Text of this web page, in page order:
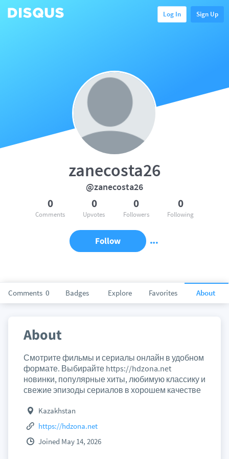
Log In Sign Up
Comments 0 Badges Explore Favorites About
zanecosta26
@zanecosta26
0
Comments
0
Upvotes
0
Followers
0
Following
Follow
About
Смотрите фильмы и сериалы онлайн в удобном
формате. Выбирайте https://hdzona.net
новинки, популярные хиты, любимую классику и
свежие эпизоды сериалов в хорошем качестве
Kazakhstan
https://hdzona.net
Joined May 14, 2026